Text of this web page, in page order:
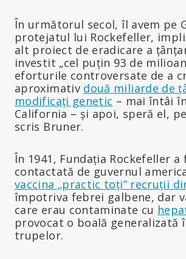
În următorul secol, îl avem pe
protejatul lui Rockefeller,
alt proiect de eradicare a
investit „cel puțin 93 de
eforturile controversate de a
aproximativ două miliarde de
modificați genetic – mai întâi
California – și apoi, speră el,
scris Bruner.
În 1941, Fundația Rockefeller a
contactată de guvernul
vaccina „practic toți” recruții
împotriva febrei galbene, dar
care erau contaminate cu
provocat o boală generalizată
trupelor.